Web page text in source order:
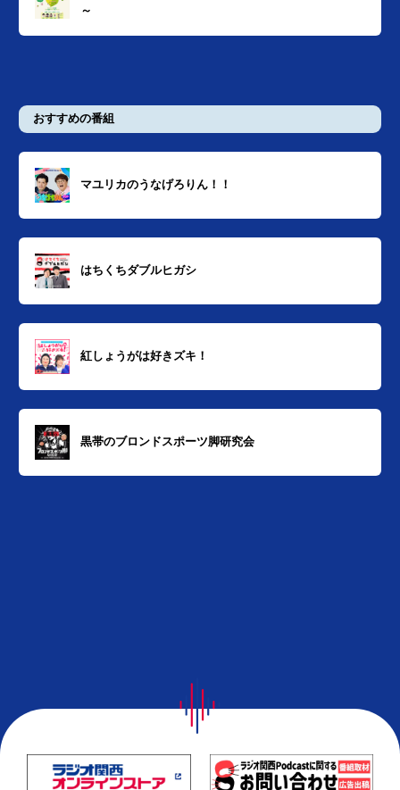
～
おすすめの番組
マユリカのうなげろりん！！
はちくちダブルヒガシ
紅しょうがは好きズキ！
黒帯のブロンドスポーツ脚研究会